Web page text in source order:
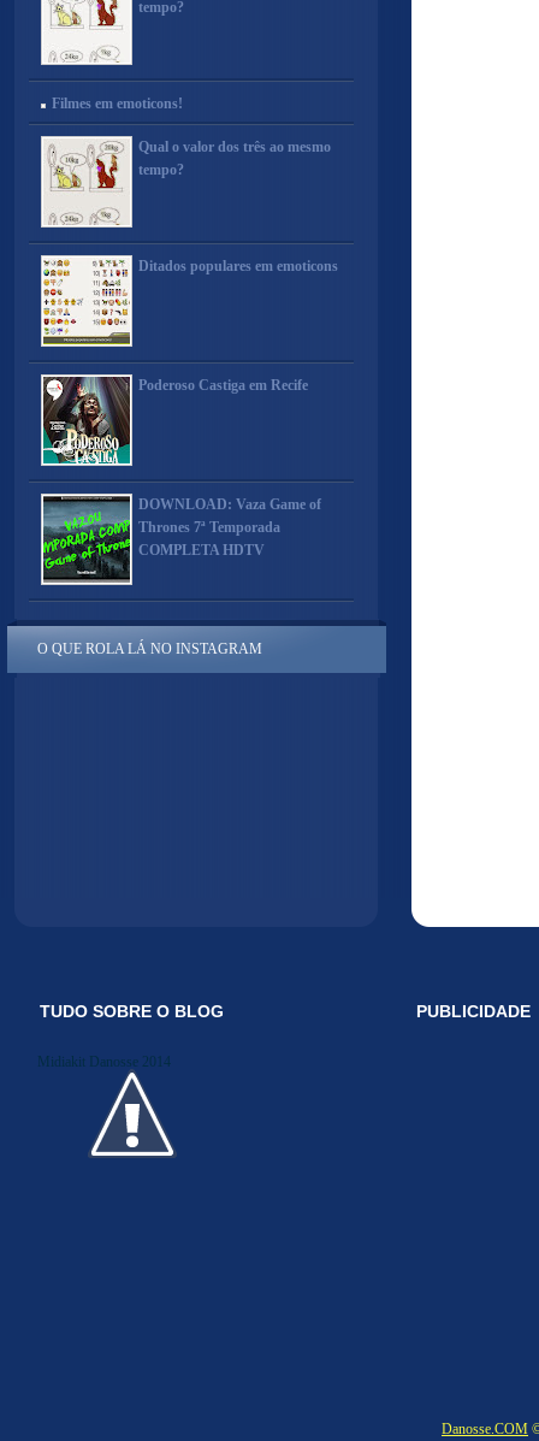
tempo?
Filmes em emoticons!
Qual o valor dos três ao mesmo
tempo?
Ditados populares em emoticons
Poderoso Castiga em Recife
DOWNLOAD: Vaza Game of
Thrones 7ª Temporada
COMPLETA HDTV
O QUE ROLA LÁ NO INSTAGRAM
TUDO SOBRE O BLOG
Midiakit Danosse 2014
PUBLICIDADE
Danosse.COM